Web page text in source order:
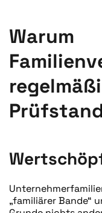
Warum
„familiärer Bande“